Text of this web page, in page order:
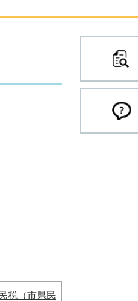
税（市県民